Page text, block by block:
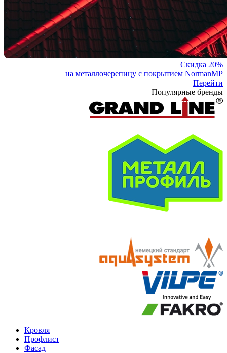
Скидка 20%
на металлочерепицу с покрытием NormanMP
Перейти
Популярные бренды
Кровля
Профлист
Фасад